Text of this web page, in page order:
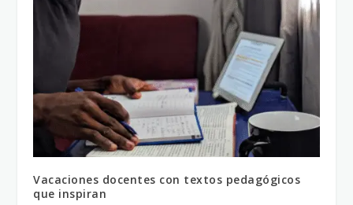
Vacaciones docentes con textos pedagógicos
que inspiran